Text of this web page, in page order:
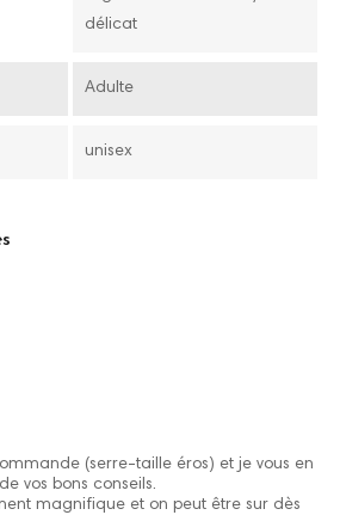
délicat
Adulte
unisex
(serre-taille éros) et je vous en
vos bons conseils.
magnifique et on peut être sur dès